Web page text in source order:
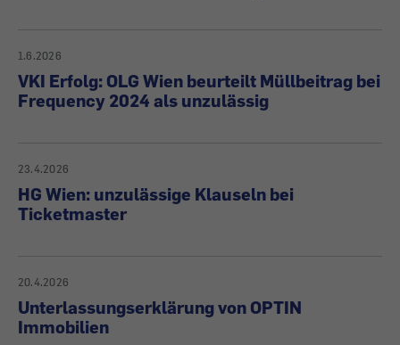
1.6.2026
VKI Erfolg: OLG Wien beurteilt Müllbeitrag bei
Frequency 2024 als unzulässig
23.4.2026
HG Wien: unzulässige Klauseln bei
Ticketmaster
20.4.2026
Unterlassungserklärung von OPTIN
Immobilien